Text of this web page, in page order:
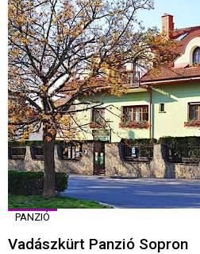
PANZIÓ
Vadászkürt Panzió Sopron